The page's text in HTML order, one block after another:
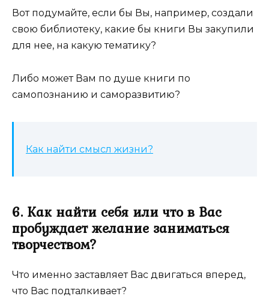
Вот подумайте, если бы Вы, например, создали
свою библиотеку, какие бы книги Вы закупили
для нее, на какую тематику?
Либо может Вам по душе книги по
самопознанию и саморазвитию?
Как найти смысл жизни?
6. Как найти себя или что в Вас
пробуждает желание заниматься
творчеством?
Что именно заставляет Вас двигаться вперед,
что Вас подталкивает?